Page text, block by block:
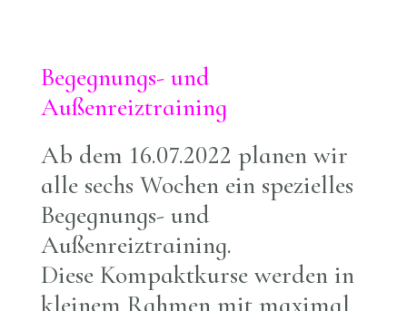
Begegnungs- und
Außenreiztraining
Ab dem 16.07.2022 planen wir
alle sechs Wochen ein spezielles
Begegnungs- und
Außenreiztraining.
Diese Kompaktkurse werden in
kleinem Rahmen mit maximal